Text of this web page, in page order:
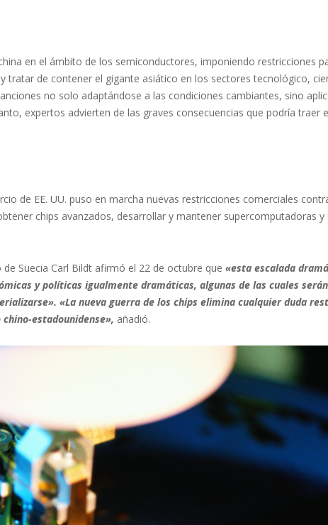
en el ámbito de los semiconductores, imponiendo restricciones
tratar de contener el gigante asiático en los sectores tecnológico,
no solo adaptándose a las condiciones cambiantes, sino
expertos advierten de las graves consecuencias que podría traer
de EE. UU. puso en marcha nuevas restricciones comerciales
chips avanzados, desarrollar y mantener supercomputadoras y
Suecia Carl Bildt afirmó el 22 de octubre que «esta escalada
y políticas igualmente dramáticas, algunas de las cuales
«La nueva guerra de los chips elimina cualquier duda
estadounidense», añadió.